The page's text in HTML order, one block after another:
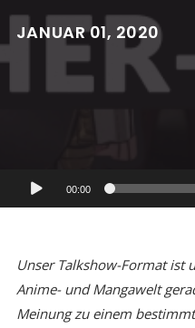
JANUAR 01, 2020
Audio-
Player
00:00
Unser Talkshow-Format ist
Anime- und Mangawelt
Meinung zu einem